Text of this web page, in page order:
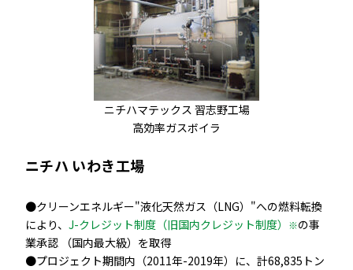
ニチハマテックス 習志野工場
高効率ガスボイラ
ニチハ いわき工場
●クリーンエネルギー"液化天然ガス（LNG）"への燃料転換
により、 J-クレジット制度（旧国内クレジット制度） ※の事
業承認 （国内最大級）を取得
●プロジェクト期間内（2011年-2019年）に、計68,835トン